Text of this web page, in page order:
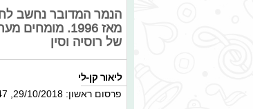
הנמר המדובר נחשב
של רוסיה וסין
ליאור קן-לי
פרסום ראשון: 29/10/2018, 15:47